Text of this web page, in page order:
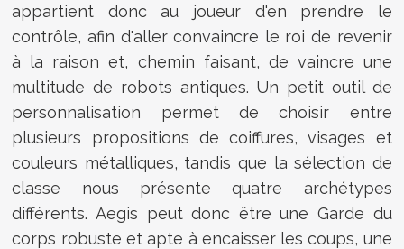
appartient donc au joueur d'en prendre le
contrôle, afin d'aller convaincre le roi de revenir
à la raison et, chemin faisant, de vaincre une
multitude de robots antiques. Un petit outil de
personnalisation permet de choisir entre
plusieurs propositions de coiffures, visages et
couleurs métalliques, tandis que la sélection de
classe nous présente quatre archétypes
différents. Aegis peut donc être une Garde du
corps robuste et apte à encaisser les coups, une